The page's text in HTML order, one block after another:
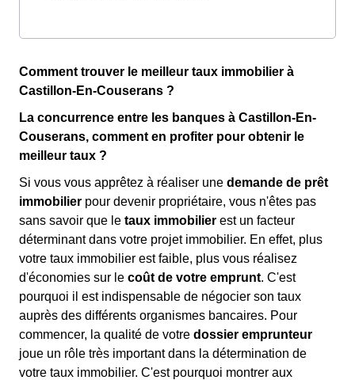
Comment trouver le meilleur taux immobilier à
Castillon-En-Couserans ?
La concurrence entre les banques à Castillon-En-
Couserans, comment en profiter pour obtenir le
meilleur taux ?
Si vous vous apprêtez à réaliser une demande de prêt
immobilier pour devenir propriétaire, vous n'êtes pas
sans savoir que le taux immobilier est un facteur
déterminant dans votre projet immobilier. En effet, plus
votre taux immobilier est faible, plus vous réalisez
d'économies sur le coût de votre emprunt. C'est
pourquoi il est indispensable de négocier son taux
auprès des différents organismes bancaires. Pour
commencer, la qualité de votre dossier emprunteur
joue un rôle très important dans la détermination de
votre taux immobilier. C'est pourquoi montrer aux